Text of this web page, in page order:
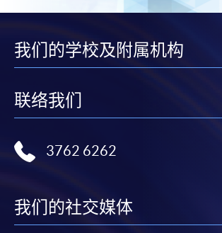
我们的学校及附属机构
联络我们
3762 6262
我们的社交媒体